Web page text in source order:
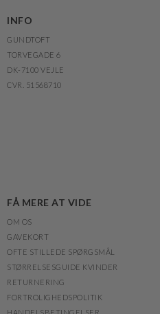
INFO
GUNDTOFT
TORVEGADE 6
DK-7100 VEJLE
CVR. 51568710
FÅ MERE AT VIDE
OM OS
GAVEKORT
OFTE STILLEDE SPØRGSMÅL
STØRRELSESGUIDE KVINDER
RETURNERING
FORTROLIGHEDSPOLITIK